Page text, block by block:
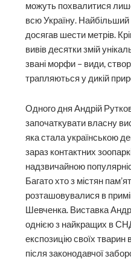
можуть похвалитися
всю Україну. Найбільший
досягав шести метрів.
вивів десятки змій
звані морфи – види,
трапляються у дикій
Одного дня Андрій
започаткувати власну
яка стала українською
зараз контактних
надзвичайною
Багато хто з містян
розташовувалися в
Шевченка. Виставка
однією з найкращих в
експозицію своїх тварин
після законодавчої